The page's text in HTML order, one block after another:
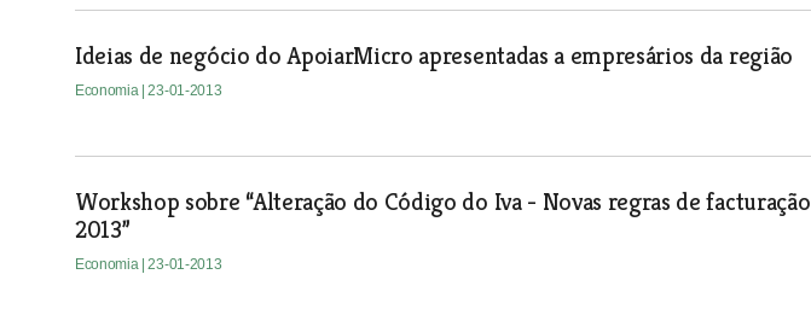
Ideias de negócio do ApoiarMicro apresentadas a empresários da região
Economia | 23-01-2013
Workshop sobre “Alteração do Código do Iva - Novas regras de facturação
2013”
Economia | 23-01-2013